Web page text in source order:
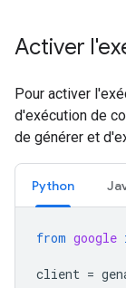
Activer
Pour activer
d'exécution de
de générer et
Python
from google
client =